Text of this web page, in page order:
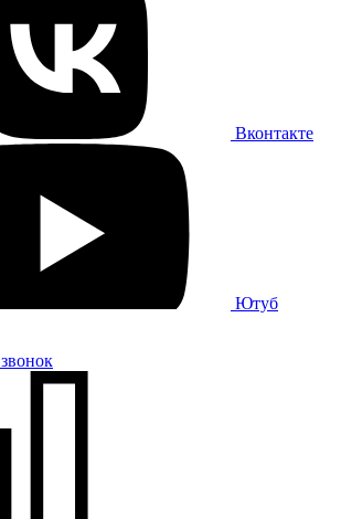
Вконтакте
Ютуб
звонок